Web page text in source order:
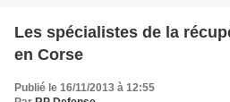
Les spécialistes de la
en Corse
Publié le 16/11/2013 à 12:55